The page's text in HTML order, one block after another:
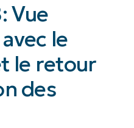
Vue
le
le retour
des